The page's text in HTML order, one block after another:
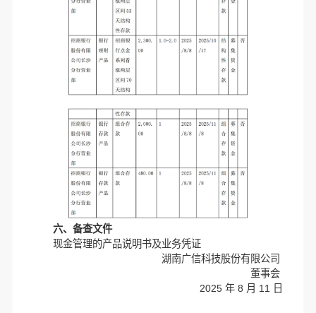
六、备查文件
现金管理的产品说明书及业务凭证
湖南广信科技股份有限公司
董事会
2025 年 8 月 11 日